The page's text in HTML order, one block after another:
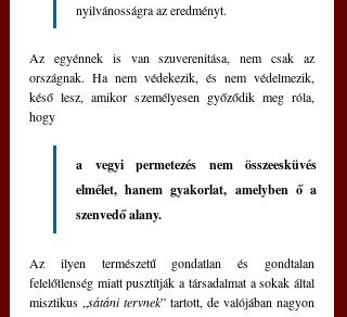
nyilvánosságra az eredményt.
Az egyénnek is van szuverenitása, nem csak az
országnak. Ha nem védekezik, és nem védelmezik,
késő lesz, amikor személyesen győződik meg róla,
hogy
a vegyi permetezés nem összeesküvés
elmélet, hanem gyakorlat, amelyben ő a
szenvedő alany.
Az ilyen természetű gondatlan és gondtalan
felelőtlenség miatt pusztítják a társadalmat a sokak által
misztikus „sátáni tervnek” tartott, de valójában nagyon